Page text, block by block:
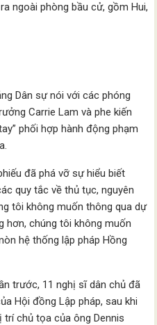
ngoài phòng bầu cử, gồm Hui,
Dân sự nói với các phóng
Carrie Lam và phe kiến
phối hợp hành động phạm
đã phá vỡ sự hiểu biết
quy tắc về thủ tục, nguyên
tôi không muốn thông qua dự
hơn, chúng tôi không muốn
hệ thống lập pháp Hồng
trước, 11 nghị sĩ dân chủ đã
Hội đồng Lập pháp, sau khi
trí chủ tọa của ông Dennis